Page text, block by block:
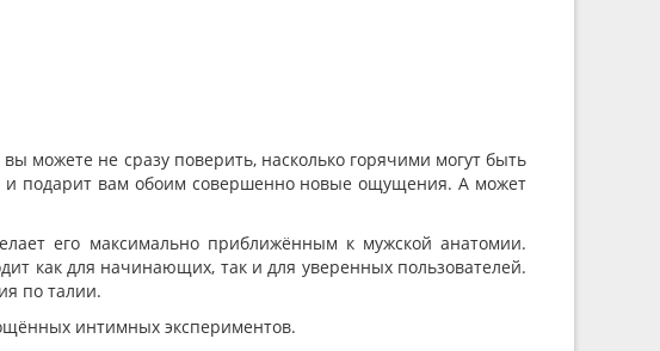
не сразу поверить, насколько горячими могут быть
подарит вам обоим совершенно новые ощущения. А может
его максимально приближённым к мужской анатомии.
как для начинающих, так и для уверенных пользователей.
по талии.
интимных экспериментов.